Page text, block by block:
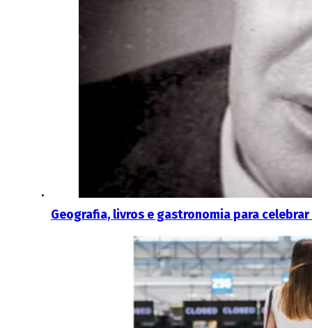
Geografia, livros e gastronomia para